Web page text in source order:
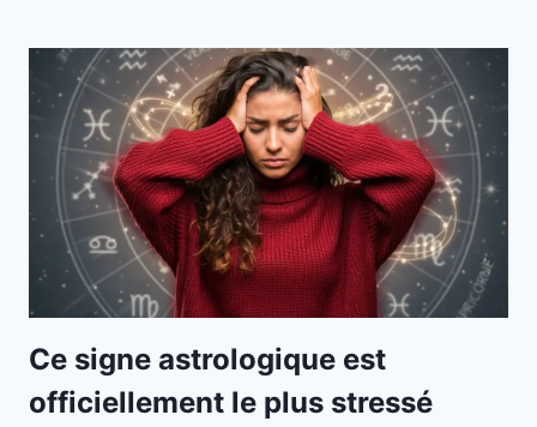
Ce signe astrologique est
officiellement le plus stressé